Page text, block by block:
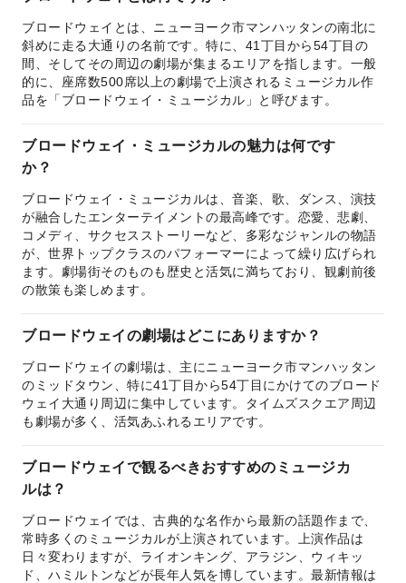
ブロードウェイとは、ニューヨーク市マンハッタンの南北に
斜めに走る大通りの名前です。特に、41丁目から54丁目の
間、そしてその周辺の劇場が集まるエリアを指します。一般
的に、座席数500席以上の劇場で上演されるミュージカル作
品を「ブロードウェイ・ミュージカル」と呼びます。
ブロードウェイ・ミュージカルの魅力は何です
か？
ブロードウェイ・ミュージカルは、音楽、歌、ダンス、演技
が融合したエンターテイメントの最高峰です。恋愛、悲劇、
コメディ、サクセスストーリーなど、多彩なジャンルの物語
が、世界トップクラスのパフォーマーによって繰り広げられ
ます。劇場街そのものも歴史と活気に満ちており、観劇前後
の散策も楽しめます。
ブロードウェイの劇場はどこにありますか？
ブロードウェイの劇場は、主にニューヨーク市マンハッタン
のミッドタウン、特に41丁目から54丁目にかけてのブロード
ウェイ大通り周辺に集中しています。タイムズスクエア周辺
も劇場が多く、活気あふれるエリアです。
ブロードウェイで観るべきおすすめのミュージカ
ルは？
ブロードウェイでは、古典的な名作から最新の話題作まで、
常時多くのミュージカルが上演されています。上演作品は
日々変わりますが、ライオンキング、アラジン、ウィキッ
ド、ハミルトンなどが長年人気を博しています。最新情報は